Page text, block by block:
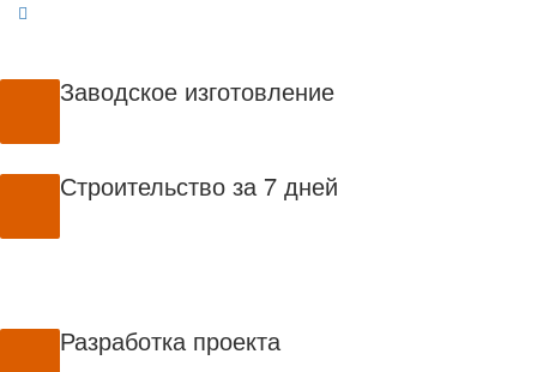
Заводское изготовление
Строительство за 7 дней
Разработка проекта